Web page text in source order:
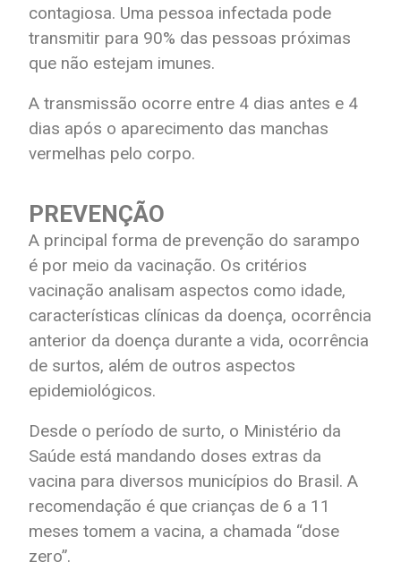
contagiosa. Uma pessoa infectada pode
transmitir para 90% das pessoas próximas
que não estejam imunes.
A transmissão ocorre entre 4 dias antes e 4
dias após o aparecimento das manchas
vermelhas pelo corpo.
PREVENÇÃO
A principal forma de prevenção do sarampo
é por meio da vacinação. Os critérios
vacinação analisam aspectos como idade,
características clínicas da doença, ocorrência
anterior da doença durante a vida, ocorrência
de surtos, além de outros aspectos
epidemiológicos.
Desde o período de surto, o Ministério da
Saúde está mandando doses extras da
vacina para diversos municípios do Brasil. A
recomendação é que crianças de 6 a 11
meses tomem a vacina, a chamada “dose
zero”.